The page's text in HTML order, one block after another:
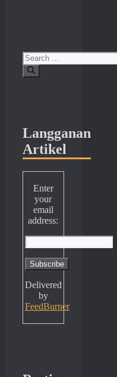
Search
for:
Langganan
Artikel
Enter
your
email
address:
Delivered
by
FeedBurner